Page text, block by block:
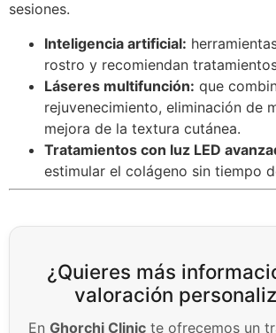
sesiones.
Inteligencia artificial:
rostro y recomiendan
Láseres multifunción: que
rejuvenecimiento, eliminación de
mejora de la textura cutánea.
Tratamientos con luz LED
estimular el colágeno sin tiempo
¿Quieres más
valoración
En Ghorchi Clinic te ofrecemos un